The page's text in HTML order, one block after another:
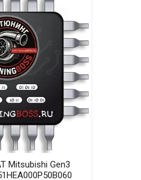
Mitsubishi Gen3